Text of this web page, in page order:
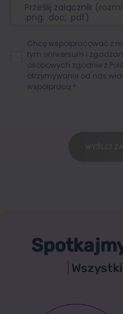
Prześlij załącznik
.png, .doc, .pdf)
Chcę współpracować z
tym uniwersum i
osobowych zgodnie z
otrzymywanie od nas
współpracą.*